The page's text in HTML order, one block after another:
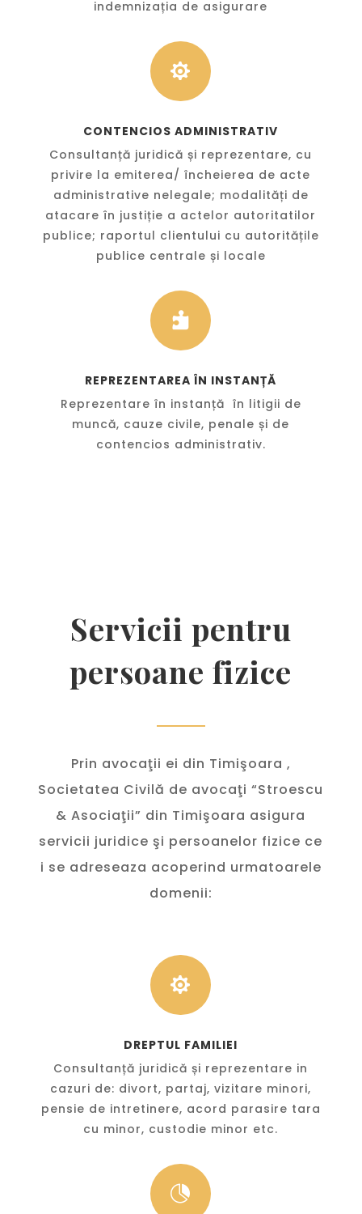
indemnizația de asigurare

CONTENCIOS ADMINISTRATIV
Consultanță juridică și reprezentare, cu
privire la emiterea/ încheierea de acte
administrative nelegale; modalități de
atacare în justiție a actelor autoritatilor
publice; raportul clientului cu autoritățile
publice centrale și locale

REPREZENTAREA ÎN INSTANȚĂ
Reprezentare în instanță în litigii de
muncă, cauze civile, penale și de
contencios administrativ.
Servicii pentru
persoane fizice
Prin avocaţii ei din Timişoara ,
Societatea Civilă de avocaţi “Stroescu
& Asociaţii” din Timişoara asigura
servicii juridice şi persoanelor fizice ce
i se adreseaza acoperind urmatoarele
domenii:

DREPTUL FAMILIEI
Consultanță juridică și reprezentare in
cazuri de: divort, partaj, vizitare minori,
pensie de intretinere, acord parasire tara
cu minor, custodie minor etc.
